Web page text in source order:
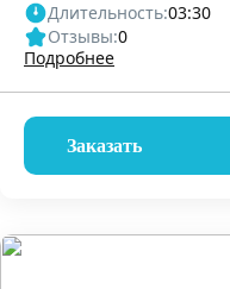
Длительность:03:30
Отзывы:0
Подробнее
Заказать